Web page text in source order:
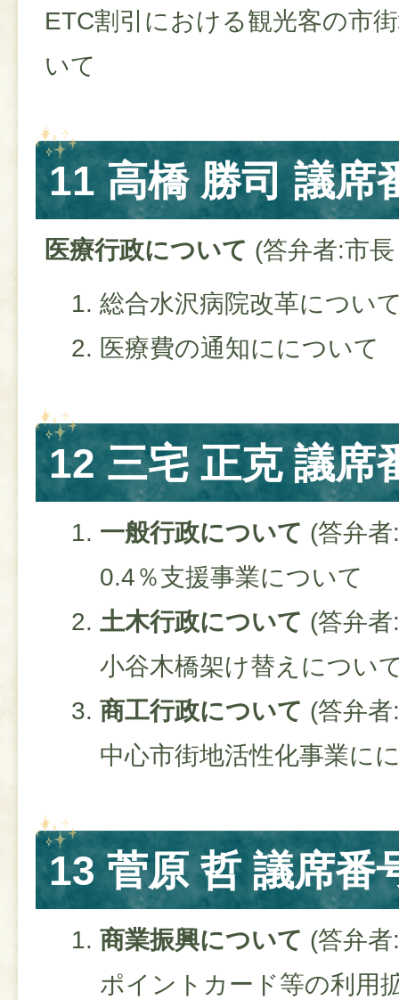
ETC割引における観光客の市
いて
11 高橋 勝司 議席
医療行政について (答弁者:市
総合水沢病院改革につい
医療費の通知にについて
12 三宅 正克 議席
一般行政について (答弁
0.4％支援事業について
土木行政について (答弁
小谷木橋架け替えについ
商工行政について (答弁
中心市街地活性化事業に
13 菅原 哲 議席番
商業振興について (答弁
ポイントカード等の利用